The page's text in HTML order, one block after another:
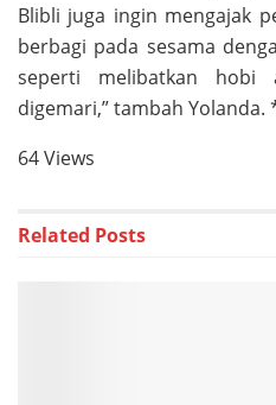
Blibli juga ingin mengajak
berbagi pada sesama
seperti melibatkan
digemari,” tambah Yolanda.
64 Views
Related Posts